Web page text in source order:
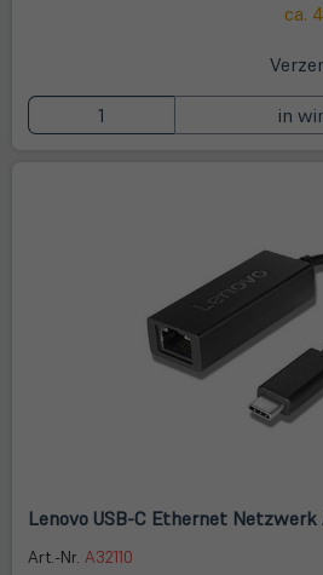
ca.
in
Lenovo USB-C Ethernet Netzwerk
Art.-Nr. A32110